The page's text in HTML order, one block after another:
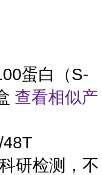
蛋白（S-
查看相似产
研检测，不